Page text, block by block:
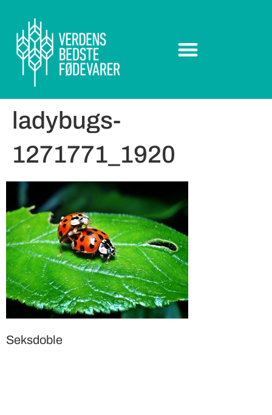
ladybugs-
1271771_1920
Seksdoble